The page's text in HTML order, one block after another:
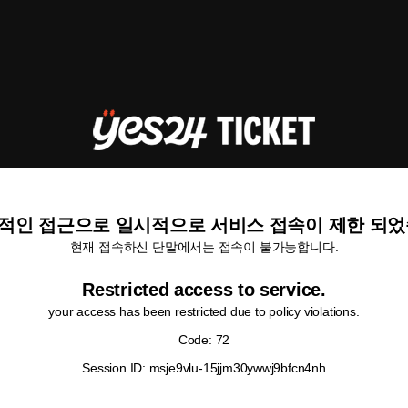
인 접근으로 일시적으로 서비스 접속이 제한 되
현재 접속하신 단말에서는 접속이 불가능합니다.
Restricted access to service.
your access has been restricted due to policy violations.
Code: 72
Session ID: msje9vlu-15jjm30ywwj9bfcn4nh